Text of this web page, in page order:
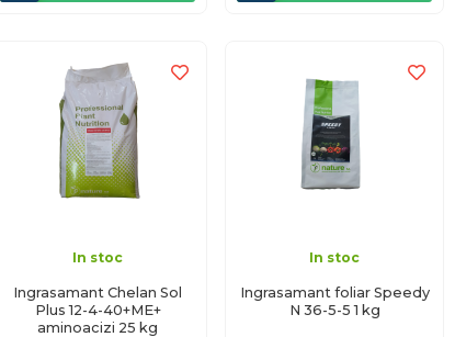
In stoc
Ingrasamant Chelan Sol
Plus 12-4-40+ME+
aminoacizi 25 kg
In stoc
Ingrasamant foliar Speedy
N 36-5-5 1 kg